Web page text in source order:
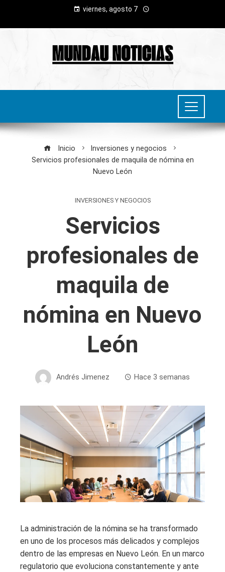
viernes, agosto 7
Inicio
Inversiones y negocios
Servicios profesionales de maquila de nómina en
Nuevo León
INVERSIONES Y NEGOCIOS
Servicios
profesionales de
maquila de
nómina en Nuevo
León
Andrés Jimenez Hace 3 semanas
La administración de la nómina se ha transformado
en uno de los procesos más delicados y complejos
dentro de las empresas en Nuevo León. En un marco
regulatorio que evoluciona constantemente y ante